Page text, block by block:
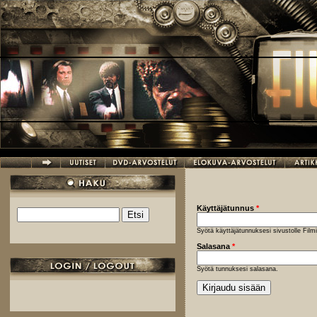
Hyppää pääsisältöön
Hakulomake
Käyttäjätunnus *
Syötä käyttäjätunnuksesi sivustolle
Salasana *
Syötä tunnuksesi salasana.